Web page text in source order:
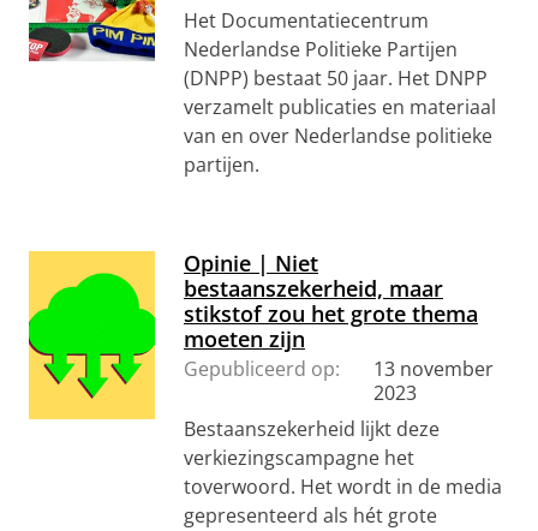
Het Documentatiecentrum
Nederlandse Politieke Partijen
(DNPP) bestaat 50 jaar. Het DNPP
verzamelt publicaties en materiaal
van en over Nederlandse politieke
partijen.
Opinie | Niet
bestaanszekerheid, maar
stikstof zou het grote thema
moeten zijn
Gepubliceerd op:
13 november
2023
Bestaanszekerheid lijkt deze
verkiezingscampagne het
toverwoord. Het wordt in de media
gepresenteerd als hét grote